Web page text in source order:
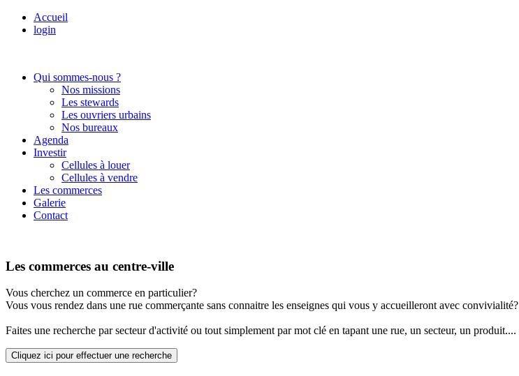
Accueil
login
Qui sommes-nous ?
Nos missions
Les stewards
Les ouvriers urbains
Nos bureaux
Agenda
Investir
Cellules à louer
Cellules à vendre
Les commerces
Galerie
Contact
Les commerces au centre-ville
Vous cherchez un commerce en particulier?
Vous vous rendez dans une rue commerçante sans connaitre les enseignes qui vous y accueilleront avec convivialité?
Faites une recherche par secteur d'activité ou tout simplement par mot clé en tapant une rue, un secteur, un produit....
Cliquez ici pour effectuer une recherche